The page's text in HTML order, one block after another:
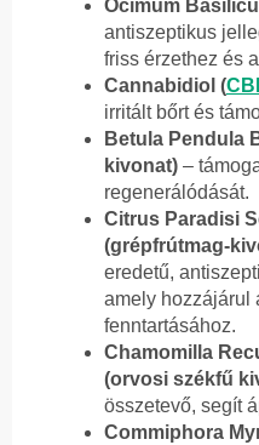
Ocimum
antiszeptikus
friss érzethez és
Cannabidiol (
irritált bőrt és
Betula Pendula
kivonat) –
regenerálódását.
Citrus Paradisi
(grépfrútmag-
eredetű,
amely hozzájárul
fenntartásához.
Chamomilla
(orvosi székfű
összetevő, segít
Commiphora